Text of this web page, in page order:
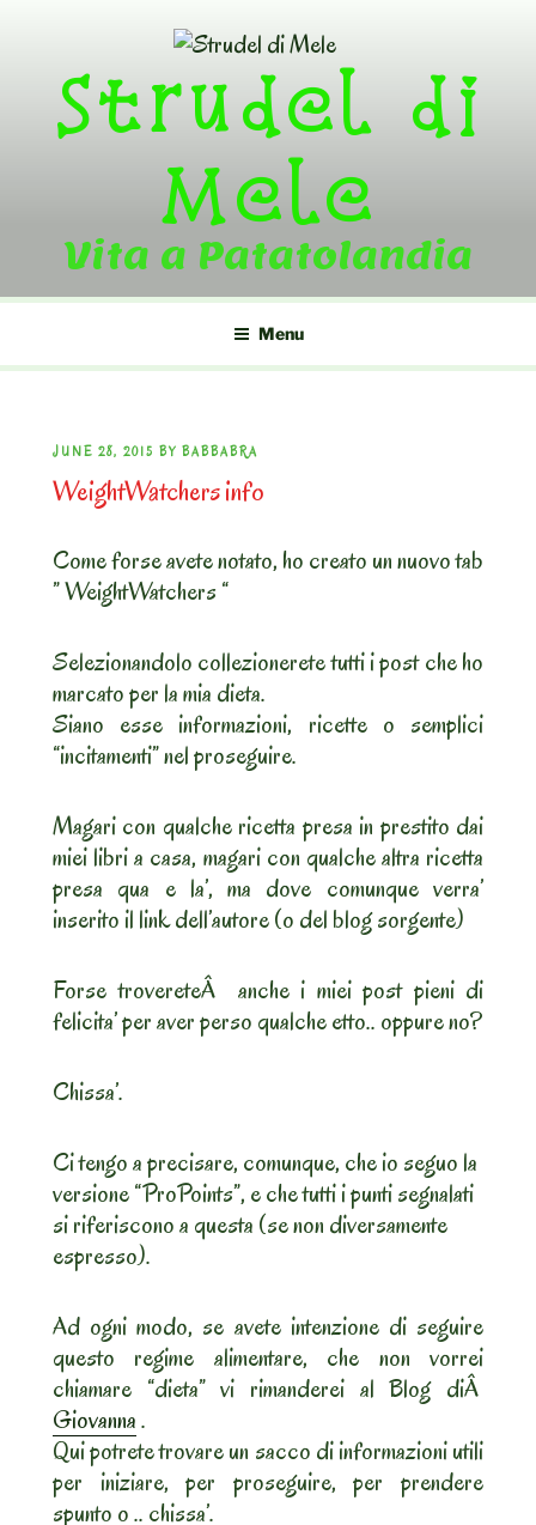
contentStrudel di
Mele
Vita a Patatolandia
Menu
POSTED
ON
JUNE 28, 2015 BY BABBABRA
WeightWatchers info
Come forse avete notato, ho creato un nuovo tab
” WeightWatchers “
Selezionandolo collezionerete tutti i post che ho
marcato per la mia dieta.
Siano esse informazioni, ricette o semplici
“incitamenti” nel proseguire.
Magari con qualche ricetta presa in prestito dai
miei libri a casa, magari con qualche altra ricetta
presa qua e la’, ma dove comunque verra’
inserito il link dell’autore (o del blog sorgente)
Forse trovereteÂ anche i miei post pieni di
felicita’ per aver perso qualche etto.. oppure no?
Chissa’.
Ci tengo a precisare, comunque, che io seguo la
versione “ProPoints”, e che tutti i punti segnalati
si riferiscono a questa (se non diversamente
espresso).
Ad ogni modo, se avete intenzione di seguire
questo regime alimentare, che non vorrei
chiamare “dieta” vi rimanderei al Blog diÂ
Giovanna.
Qui potrete trovare un sacco di informazioni utili
per iniziare, per proseguire, per prendere
spunto o .. chissa’.